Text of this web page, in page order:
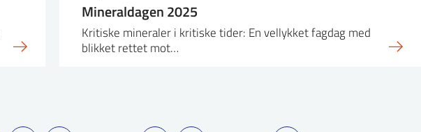
Mineraldagen 2025
Kritiske mineraler i kritiske tider: En vellykket fagdag med
blikket rettet mot…